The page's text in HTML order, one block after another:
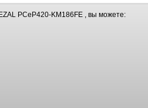
PCeP420-KM186FE , вы можете: